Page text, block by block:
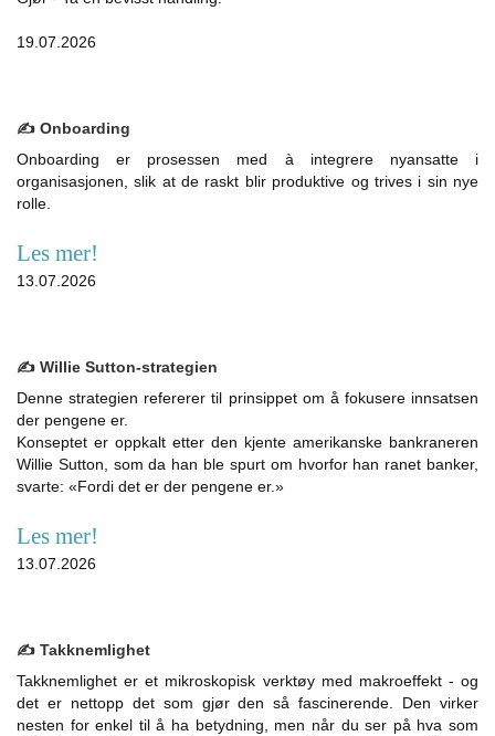
19.07.2026
✍️ Onboarding
Onboarding er prosessen med à integrere nyansatte i
organisasjonen, slik at de raskt blir produktive og trives i sin nye
rolle.
Les mer!
13.07.2026
✍️ Willie Sutton-strategien
Denne strategien refererer til prinsippet om å fokusere innsatsen
der pengene er.
Konseptet er oppkalt etter den kjente amerikanske bankraneren
Willie Sutton, som da han ble spurt om hvorfor han ranet banker,
svarte: «Fordi det er der pengene er.»
Les mer!
13.07.2026
✍️ Takknemlighet
Takknemlighet er et mikroskopisk verktøy med makroeffekt - og
det er nettopp det som gjør den så fascinerende. Den virker
nesten for enkel til å ha betydning, men når du ser på hva som